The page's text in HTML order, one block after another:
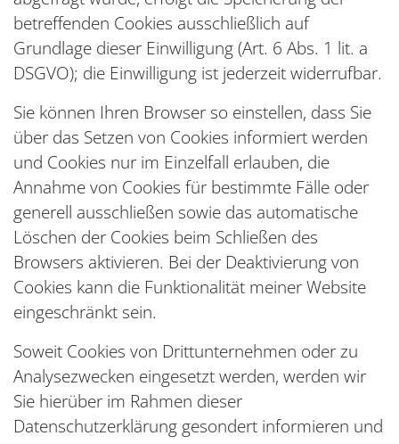
betreffenden Cookies ausschließlich auf
Grundlage dieser Einwilligung (Art. 6 Abs. 1 lit. a
DSGVO); die Einwilligung ist jederzeit widerrufbar.
Sie können Ihren Browser so einstellen, dass Sie
über das Setzen von Cookies informiert werden
und Cookies nur im Einzelfall erlauben, die
Annahme von Cookies für bestimmte Fälle oder
generell ausschließen sowie das automatische
Löschen der Cookies beim Schließen des
Browsers aktivieren. Bei der Deaktivierung von
Cookies kann die Funktionalität meiner Website
eingeschränkt sein.
Soweit Cookies von Drittunternehmen oder zu
Analysezwecken eingesetzt werden, werden wir
Sie hierüber im Rahmen dieser
Datenschutzerklärung gesondert informieren und